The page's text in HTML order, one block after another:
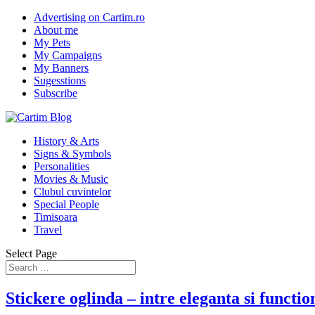
Advertising on Cartim.ro
About me
My Pets
My Campaigns
My Banners
Sugesstions
Subscribe
History & Arts
Signs & Symbols
Personalities
Movies & Music
Clubul cuvintelor
Special People
Timisoara
Travel
Select Page
Stickere oglinda – intre eleganta si